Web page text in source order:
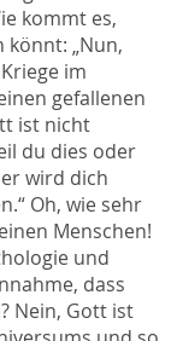
kommt es,
könnt: „Nun,
im
gefallenen
ist nicht
du dies oder
wird dich
Oh, wie sehr
Menschen!
und
dass
Nein, Gott ist